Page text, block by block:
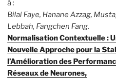
à :
Bilal Faye, Hanane Azzag,
Lebbah, Fangchen Fang.
Normalisation Contextuelle :
Nouvelle Approche pour la
l’Amélioration des
Réseaux de Neurones,